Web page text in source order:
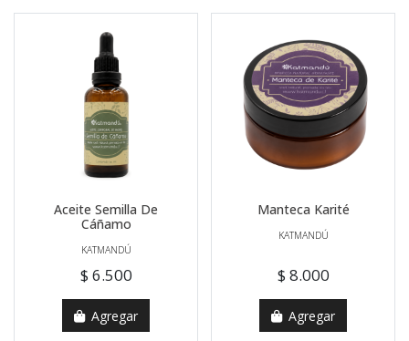
Aceite Semilla De
Cáñamo
KATMANDÚ
$ 6.500
Agregar
Manteca Karité
KATMANDÚ
$ 8.000
Agregar